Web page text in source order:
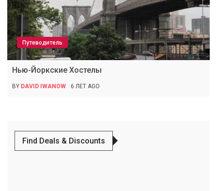
Путеводитель
Нью-Йоркские Хостелы
BY DAVID IWANOW 6 ЛЕТ AGO
Find Deals & Discounts